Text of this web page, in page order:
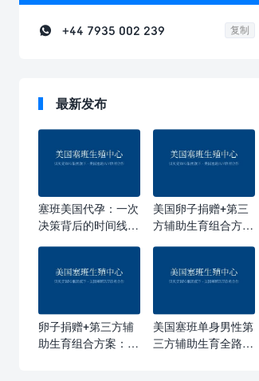
 +44 7935 002 239 复制
最新发布
塞班美国代孕：一次
决策背后的时间线、
美国卵子捐赠+第三
方辅助生育组合方
卵子捐赠+第三方辅
助生育组合方案：塞
美国塞班单身男性第
三方辅助生育全路